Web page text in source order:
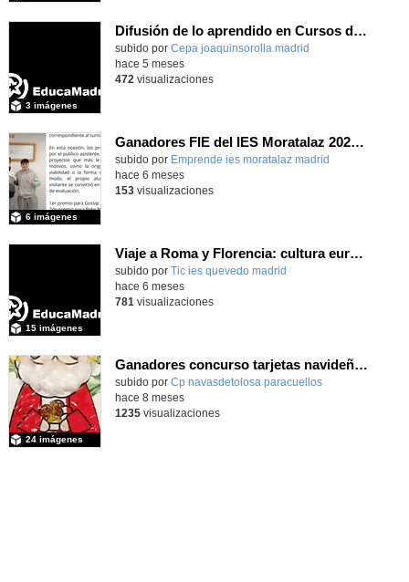
Difusión de lo aprendido en Cursos de Formación Erasmus+ 2025
subido por Cepa joaquinsorolla madrid
3 imágenes
hace 5 meses
472 visualizaciones
Ganadores FIE del IES Moratalaz 2025/26
Contenido educativo.
subido por Emprende ies moratalaz madrid
6 imágenes
hace 6 meses
153visualizaciones
Viaje a Roma y Florencia: cultura europea para 2º de Bachillerato en diciembre 2025
subido por Tic ies quevedo madrid
15 imágenes
hace 6 meses
781 visualizaciones
Ganadores concurso tarjetas navideñas 2025
Contenido educativo.
subido por Cp navasdetolosa paracuellos
24 imágenes
-
hace 8 meses
1235visualizaciones